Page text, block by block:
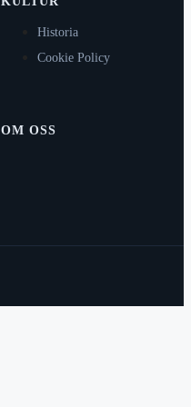
Historia
Cookie Policy
OM OSS